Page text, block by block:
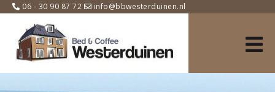
06 - 30 90 87 72 info@bbwesterduinen.nl